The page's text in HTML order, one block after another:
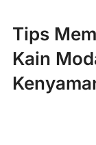
Tips
Kain